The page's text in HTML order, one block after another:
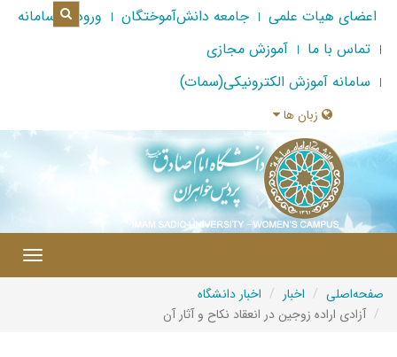
اعضای هیات علمی جامعه دانش‌آموختگان
ورود به سامانه
تماس با ما
آموزش مجازی
سامانه آموزش الکترونیکی(سمات)
زبان ها
صفحه‌اصلی اخبار
اخبار دانشگاه
آزادی اراده زوجین در انعقاد نکاح و آثار آن